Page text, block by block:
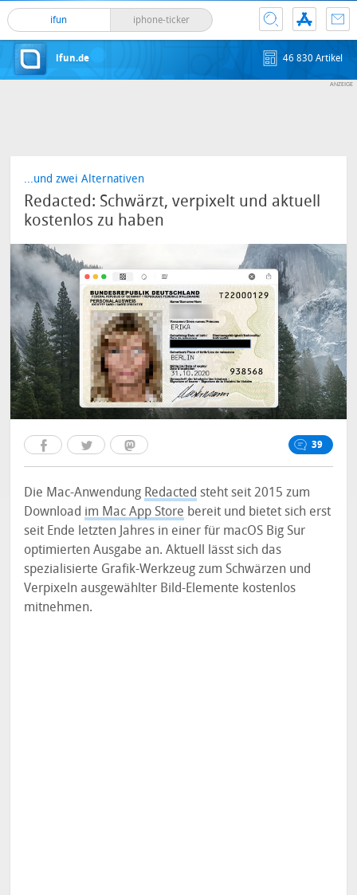
ifun iphone-ticker
ifun.de 46 830 Artikel
...und zwei Alternativen
Redacted: Schwärzt, verpixelt und aktuell
kostenlos zu haben
39
Die Mac-Anwendung Redacted steht seit 2015 zum
Download im Mac App Store bereit und bietet sich erst
seit Ende letzten Jahres in einer für macOS Big Sur
optimierten Ausgabe an. Aktuell lässt sich das
spezialisierte Grafik-Werkzeug zum Schwärzen und
Verpixeln ausgewählter Bild-Elemente kostenlos
mitnehmen.